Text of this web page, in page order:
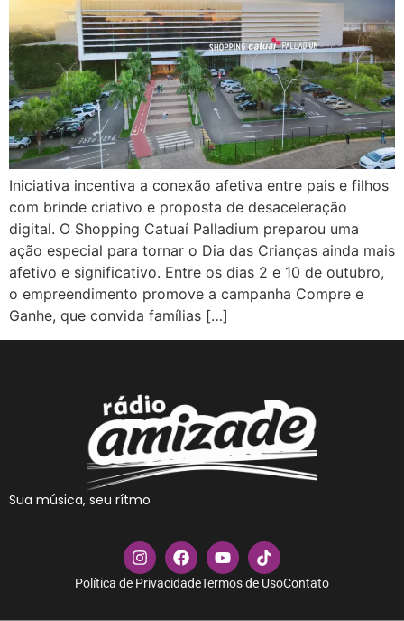
Iniciativa incentiva a conexão afetiva entre pais e filhos
com brinde criativo e proposta de desaceleração
digital. O Shopping Catuaí Palladium preparou uma
ação especial para tornar o Dia das Crianças ainda mais
afetivo e significativo. Entre os dias 2 e 10 de outubro,
o empreendimento promove a campanha Compre e
Ganhe, que convida famílias […]
Sua música, seu rítmo
Política de PrivacidadeTermos de UsoContato